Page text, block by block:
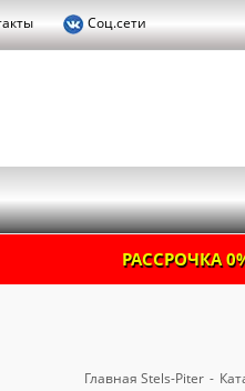
Соц.сети
РАССРОЧКА
Главная Stels-Piter -